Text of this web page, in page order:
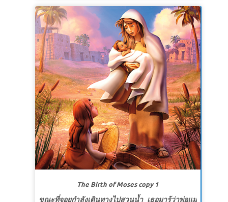
ชีวิตตามคำสอนของพระเยซู คริสและจอยเป็นพยาน
ในการเผชิญหน้าของพระเยซูกับนายร้อยชาวโรมัน
และเรียนรู้ว่าอาณาจักรของพระเจ้าเปิดให้ทุกคนที่
ยอมรับพระเจ้าและพยายามเดินตามรอยเท้าของพระ
คริสต์ ที่บ้าน คริสได้อธิบายเข้าใจใหม่ของเขาที่กลุ่ม
ศึกษาพระคัมภีร์ว่าขั้นตอนแรกในการดำเนินชีวิต
คริสเตียนคือการยอมรับว่าคุณไม่สามารถทำได้โดย
ปราศจากความช่วยเหลือจากพระเจ้า
*อย่าลืมดูตัวอย่างวิดีโอเรื่องราวพระคัมภีร์สำหรับ
หลักสูตรนี้ เนื่องจากภาพบางภาพอาจรุนแรงเกินไป
สำหรับเด็กเล็ก เวอร์ชันย่อมีความรุนแรงน้อยกว่า ดู
ตัวอย่างภูมิหลังพระคัมภีร์และวิดีโอป้ายชี้ทาง
ซุปเปอร์บุ๊ก ตอน: คำเทศนาบนภูเขา
The Birth of Moses copy 1
ขณะที่จอยกำลังเดินทางไปสวนน้ำ เธอมารู้ว่าพ่อแม่